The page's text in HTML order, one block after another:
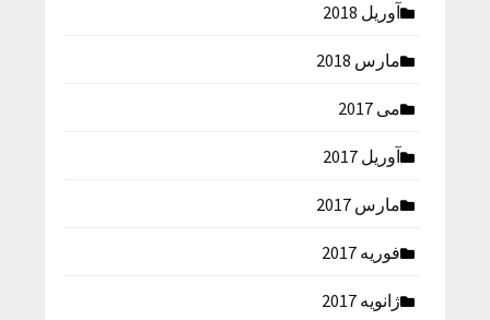
آوریل 2018
مارس 2018
می 2017
آوریل 2017
مارس 2017
فوریه 2017
ژانویه 2017